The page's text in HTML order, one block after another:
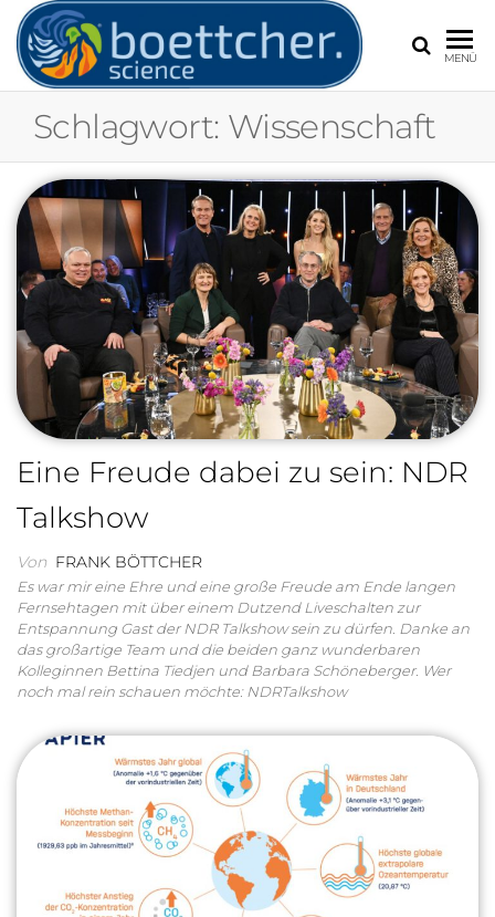
Frank
Klimawandel
MENÜ
Schlagwort: Wissenschaft
Eine Freude dabei zu sein: NDR
Talkshow
Von FRANK BÖTTCHER
Es war mir eine Ehre und eine große Freude am Ende langen
Fernsehtagen mit über einem Dutzend Liveschalten zur
Entspannung Gast der NDR Talkshow sein zu dürfen. Danke an
das großartige Team und die beiden ganz wunderbaren
Kolleginnen Bettina Tiedjen und Barbara Schöneberger. Wer
noch mal rein schauen möchte: NDRTalkshow